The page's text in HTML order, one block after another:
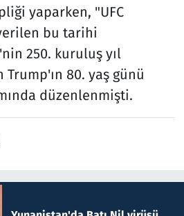
yaparken, "UFC
bu tarihi
250. kuruluş yıl
80. yaş günü
düzenlenmişti.